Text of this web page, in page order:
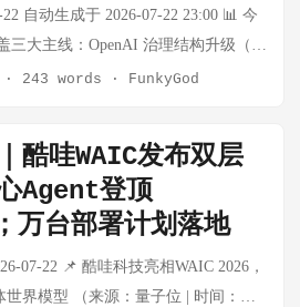
启动赴港上市流程。这是继宇树科技
场计划的具身智能头部公司。 💡 影
上市，说明行业进入"临界规模化"阶
能公司的重要融资战场。 综合来看，
： 行业叙事两极分化：王兴兴上
器人崛起"的宏大叙事，马斯克的质疑
遮羞布——两个声音同时存在，说明
"现实检验期"的重叠地带 量产冲刺
，从试生产到赴港上市，2026年下
米的身高几乎占据整个封面版面，王
与之形成鲜明对比。这一封面标志
场完成了从"跟随者"到"引领者"的符
首秀（成都春熙路）落地，标志着大
入实际场景验证，关节模组（无框力
传感器）需求直接受益 国际资本关注
3:1。更具讽刺意味的是，多家日本公
机器人（Unitree G1、Booster
的软件能力。一位日本工程师私下形
1，但此后始终未能完成商业化
役，而 Unitree G1 于 2024 年以
估算日本在通用机器人领域有 1000
须在 AI、软件和数据收集上改变策
能的困境本质是"技术先行、应用后
规模制造+快速迭代正在改写游戏规
的机械可靠性和运动控制能力，已经
部脱落而不宕机，说明整机具备分
演，这是实战压力测试。 为什么这件
机器人综合性能的"压力锅"。 比起走
器人的要求是全方位的：实时态势感
抗冲击结构、以及在非预期物理接
表现可靠的机器人，进入工厂和家
，众擎机器人正快速切入"场景化"赛
自动生成于 2026-07-22 23:00 📊 今
三大主线：OpenAI 治理结构升级（金
商业化加速（教育+科研+物理AI
OpenAI 董事会 事实：David
、巴西首富）与 Robin Vince（资深
董事会。Nu Holdings 背靠巴菲特，
则长期任职于传统金融机构。 思
第二位巴西首富级人物。金融资本的集
· 243 words · FunkyGod
酷哇WAIC发布双层
Agent登顶
万台部署计划落地
07-22 📌 酷哇科技亮相WAIC 2026，
界模型 （来源：量子位 | 时间：